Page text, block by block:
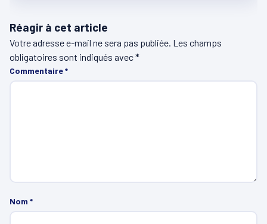
Réagir à cet article
Votre adresse e-mail ne sera pas publiée. Les champs
obligatoires sont indiqués avec*
Commentaire*
Nom *